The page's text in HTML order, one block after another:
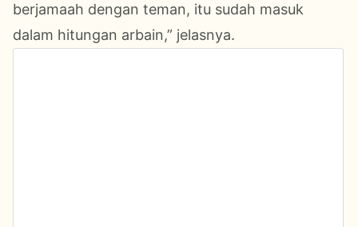
berjamaah dengan teman, itu sudah masuk
dalam hitungan arbain,” jelasnya.